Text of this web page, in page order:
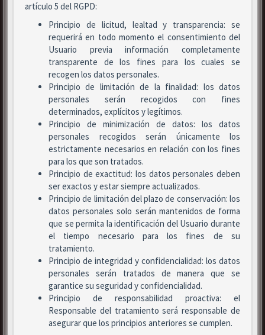
artículo 5 del RGPD:
Principio de licitud, lealtad y transparencia: se
requerirá en todo momento el consentimiento del
Usuario previa información completamente
transparente de los fines para los cuales se
recogen los datos personales.
Principio de limitación de la finalidad: los datos
personales serán recogidos con fines
determinados, explícitos y legítimos.
Principio de minimización de datos: los datos
personales recogidos serán únicamente los
estrictamente necesarios en relación con los fines
para los que son tratados.
Principio de exactitud: los datos personales deben
ser exactos y estar siempre actualizados.
Principio de limitación del plazo de conservación: los
datos personales solo serán mantenidos de forma
que se permita la identificación del Usuario durante
el tiempo necesario para los fines de su
tratamiento.
Principio de integridad y confidencialidad: los datos
personales serán tratados de manera que se
garantice su seguridad y confidencialidad.
Principio de responsabilidad proactiva: el
Responsable del tratamiento será responsable de
asegurar que los principios anteriores se cumplen.